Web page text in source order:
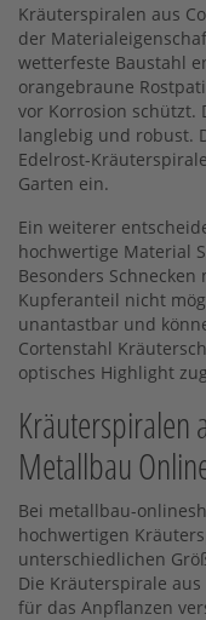
Kräuterspiralen aus
der
wetterfeste Baustahl
orangebraune
vor Korrosion schützt.
langlebig und robust.
Edelrost-
Garten ein.
Ein weiterer
hochwertige Material
Besonders
Kupferanteil nicht
unantastbar und
Cortenstahl
optisches Highlight
Kräuterspiralen
Metallbau
Bei metallbau-
hochwertigen
unterschiedlichen
Die Kräuterspirale
für das Anpflanzen